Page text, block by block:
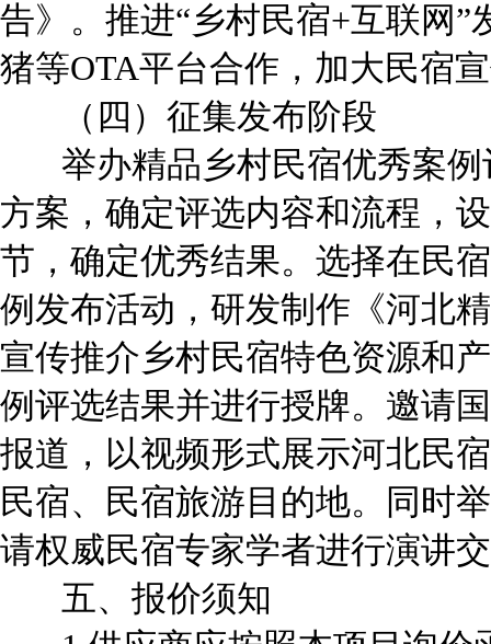
告》。推进“乡村民宿+互联网
猪等OTA平台合作，加大民宿
（四）征集发布阶段
举办精品乡村民宿优秀案例
方案，确定评选内容和流程，
节，确定优秀结果。选择在民
例发布活动，研发制作《河北
宣传推介乡村民宿特色资源和
例评选结果并进行授牌。邀请
报道，以视频形式展示河北民
民宿、民宿旅游目的地。同时
请权威民宿专家学者进行演讲
五、报价须知